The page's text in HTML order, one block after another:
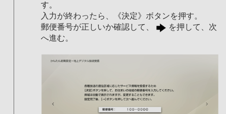
す。
入力が終わったら、《決定》ボタンを押す。
郵便番号が正しいか確認して、
を押して、次
へ進む。